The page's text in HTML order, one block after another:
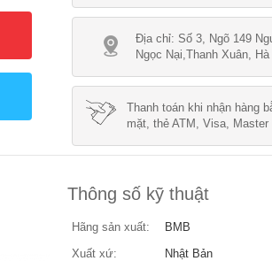
Địa chỉ: Số 3, Ngõ 149
Ngọc Nại,Thanh Xuân, Hà
Thanh toán khi nhận hàng
mặt, thẻ ATM, Visa, Master
Thông số kỹ thuật
Hãng sản xuất:
BMB
Xuất xứ:
Nhật Bản